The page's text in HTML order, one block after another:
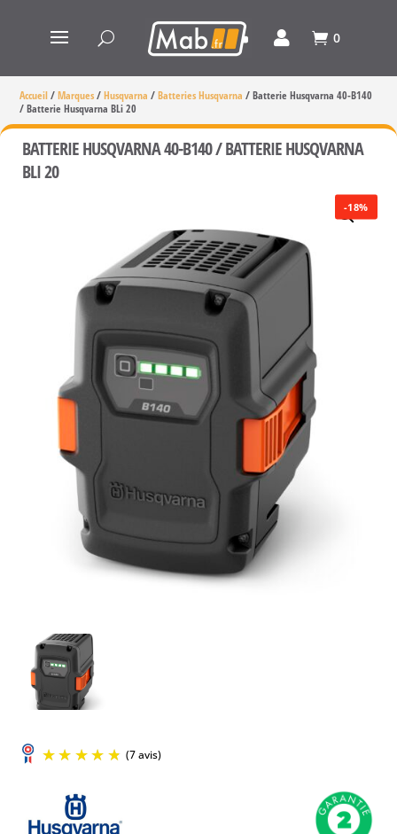
0
Accueil/Marques/Husqvarna /Batteries Husqvarna /Batterie Husqvarna 40-B140
/ Batterie Husqvarna BLi 20
BATTERIE HUSQVARNA 40-B140 / BATTERIE HUSQVARNA
BLI 20
-18%